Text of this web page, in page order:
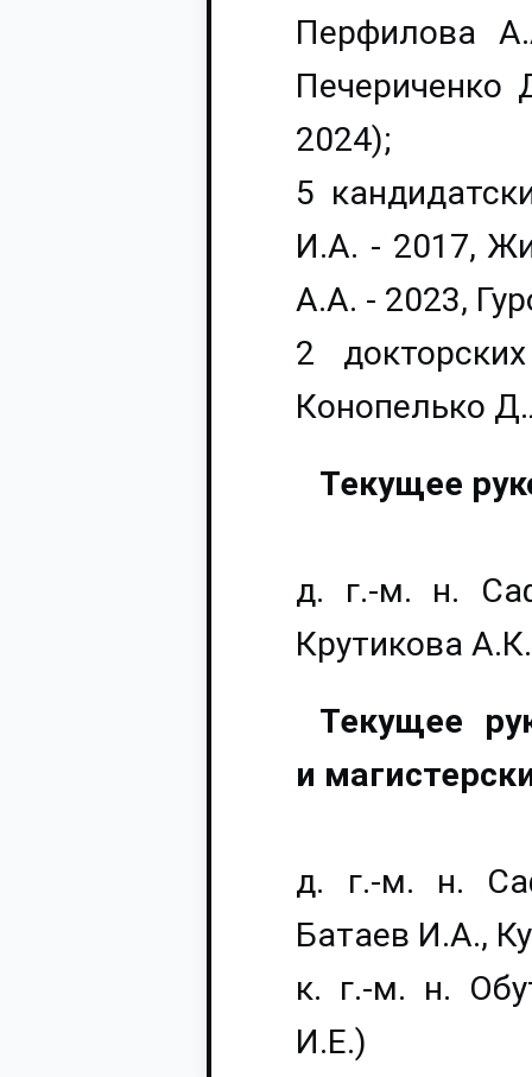
Перфилова
Печериченко
2024);
5
И.А. - 2017,
А.А. - 2023,
2
Конопелько
Текущее
д. г.-м. н.
Крутикова
Текущее
и
д. г.-м. н.
Батаев И.А.,
к. г.-м. н.
И.Е.)